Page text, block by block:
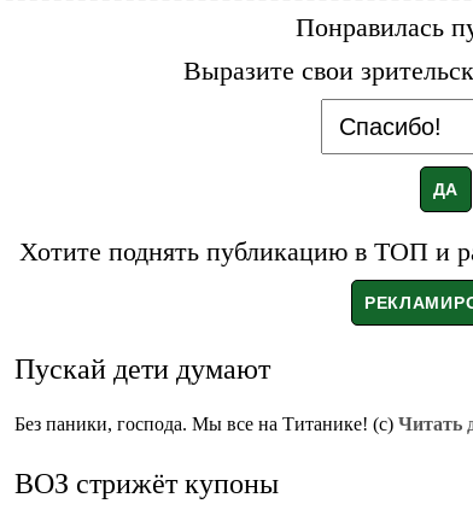
Понравилась
Выразите свои
Хотите поднять публикацию в ТОП и
Пускай дети думают
Без паники, господа. Мы все на Титанике! (с) Читать
ВОЗ стрижёт купоны